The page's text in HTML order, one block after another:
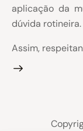
aplicação da
dúvida rotineira.
Assim,